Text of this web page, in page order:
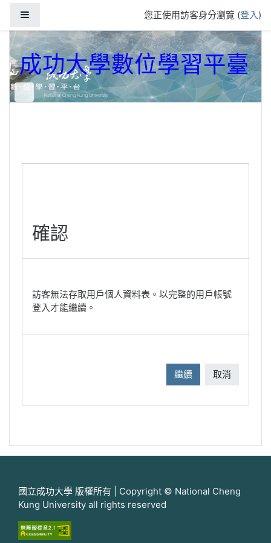
您正使用訪客身分瀏覽 (登入)
成功大學數位學習平臺
確認
訪客無法存取用戶個人資料表。以完整的用戶帳號
登入才能繼續。
繼續 取消
國立成功大學 版權所有 | Copyright © National Cheng
Kung University all rights reserved